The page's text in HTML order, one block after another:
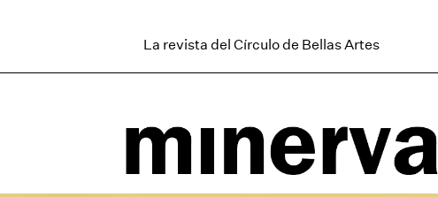
La revista del Círculo de Bellas Artes